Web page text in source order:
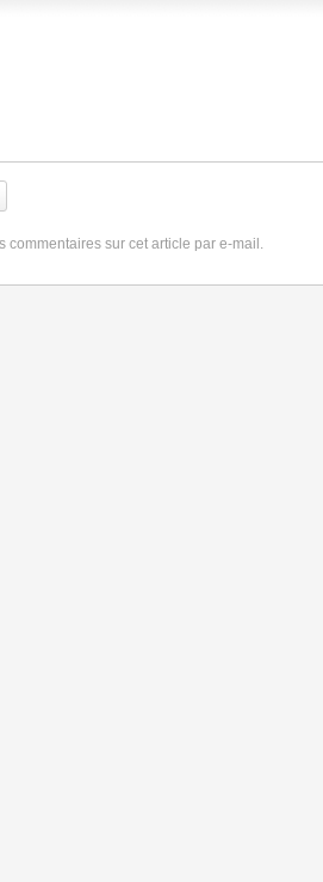
commentaires sur cet article par e-mail.